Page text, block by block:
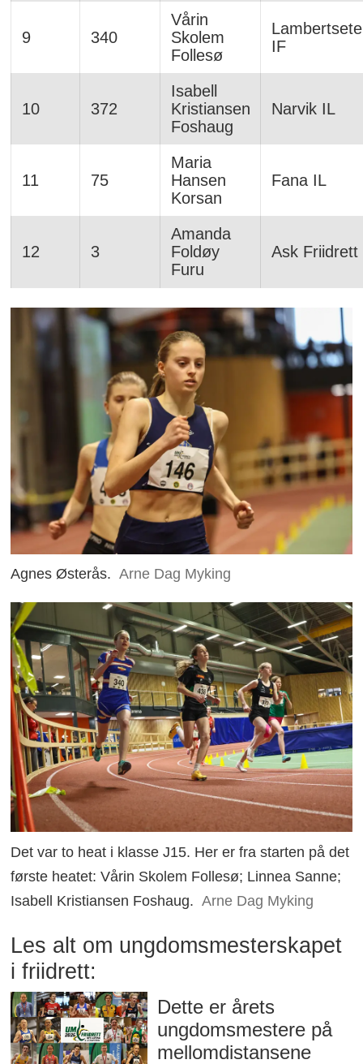
9 340
Vårin
Skolem
Follesø
IF
10 372
Isabell
Kristiansen
Foshaug
Narvik IL
11 75
Maria
Hansen
Korsan
Fana IL
12 3
Amanda
Foldøy
Furu
Ask Friidrett
Agnes Østerås. Arne Dag Myking
Det var to heat i klasse J15. Her er fra starten på det
første heatet: Vårin Skolem Follesø; Linnea Sanne;
Isabell Kristiansen Foshaug. Arne Dag Myking
Les alt om ungdomsmesterskapet
i friidrett:
Dette er årets
ungdomsmestere på
mellomdistansene